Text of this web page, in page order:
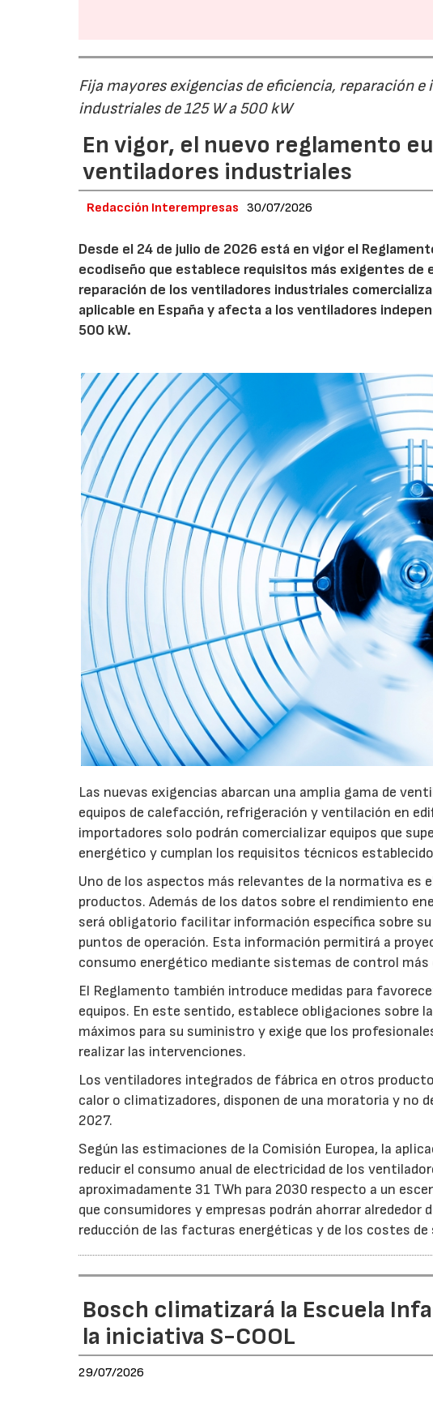
Fija mayores exigencias de eficiencia, reparación
industriales de 125 W a 500 kW
En vigor, el nuevo reglamento
ventiladores industriales
Redacción Interempresas 30/07/2026
Desde el 24 de julio de 2026 está en vigor el
ecodiseño que establece requisitos más exigentes
reparación de los ventiladores industriales
aplicable en España y afecta a los ventiladores
500 kW.
Las nuevas exigencias abarcan una amplia gama de
equipos de calefacción, refrigeración y ventilación en
importadores solo podrán comercializar equipos que
energético y cumplan los requisitos técnicos
Uno de los aspectos más relevantes de la normativa es
productos. Además de los datos sobre el rendimiento
será obligatorio facilitar información específica sobre
puntos de operación. Esta información permitirá a
consumo energético mediante sistemas de control más
El Reglamento también introduce medidas para
equipos. En este sentido, establece obligaciones sobre
máximos para su suministro y exige que los
realizar las intervenciones.
Los ventiladores integrados de fábrica en otros
calor o climatizadores, disponen de una moratoria y no
2027.
Según las estimaciones de la Comisión Europea, la
reducir el consumo anual de electricidad de los
aproximadamente 31 TWh para 2030 respecto a un
que consumidores y empresas podrán ahorrar alrededor
reducción de las facturas energéticas y de los costes
Bosch climatizará la Escuela
la iniciativa S-COOL
29/07/2026